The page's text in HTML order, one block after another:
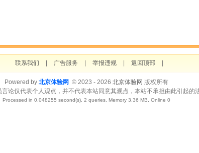
联系我们 广告服务 举报违规 返回顶部
Powered by 北京体验网 © 2023 - 2026 北京体验网 版权所有
论仅代表个人观点，并不代表本站同意其观点，本站不承担由此引起的
Processed in 0.048255 second(s), 2 queries, Memory 3.36 MB, Online 0